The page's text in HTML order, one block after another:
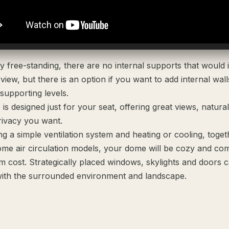
free-standing, there are no internal supports that would
but there is an option if you want to add internal
levels.
is designed just for your seat, offering great views,
you want.
a simple ventilation system and heating or cooling,
air circulation models, your dome will be cozy and
cost. Strategically placed windows, skylights and doors
the surrounded environment and landscape.